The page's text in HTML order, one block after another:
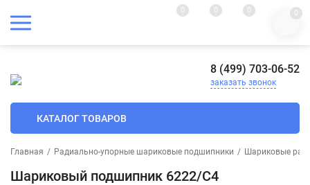
0 0 0 0
8 (499) 703-06-52
заказать звонок
КАТАЛОГ ТОВАРОВ
Главная / Радиально-упорные шариковые подшипники / Шариковые
Шариковый подшипник 6222/C4